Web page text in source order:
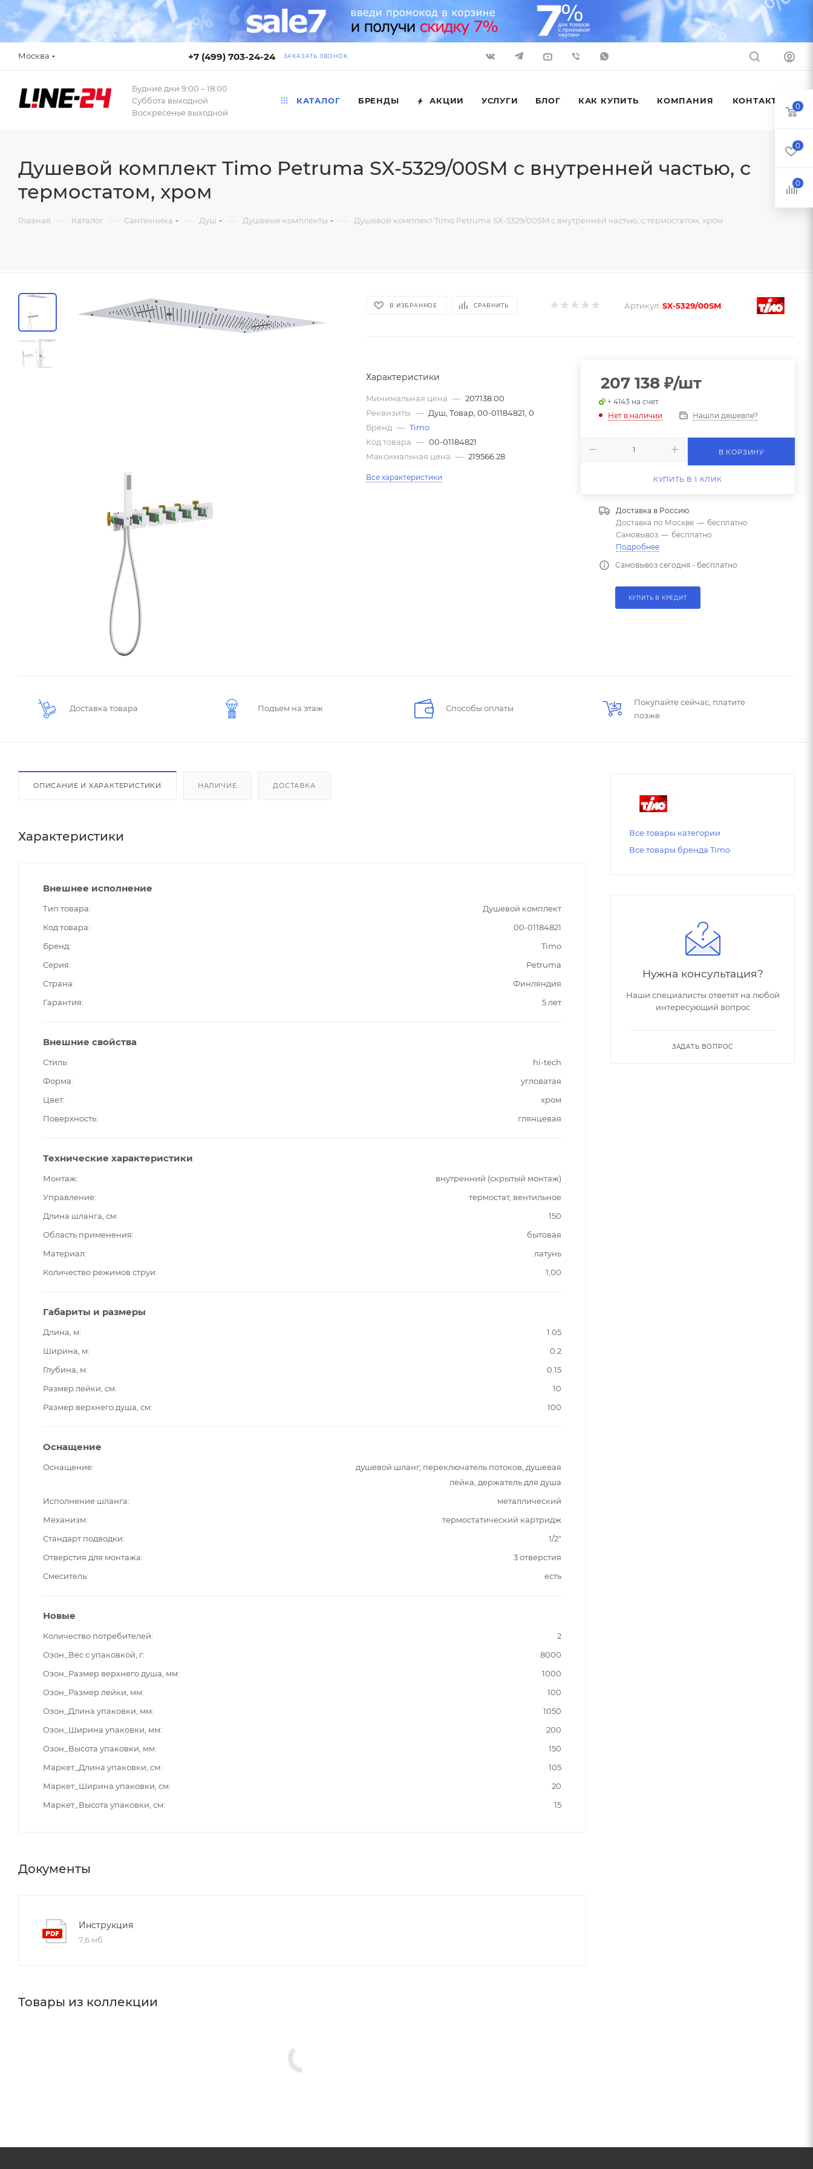
Москва +7 (499) 703-24-24 ЗАКАЗАТЬ ЗВОНОК
Будние дни 9:00 – 18:00
Суббота выходной
Воскресенье выходной
КАТАЛОГ БРЕНДЫ АКЦИИ УСЛУГИ БЛОГ КАК КУПИТЬ КОМПАНИЯ КОНТАКТЫ
Душевой комплект Timo Petruma SX-5329/00SM с внутренней частью, с
термостатом, хром
Главная — Каталог — Сантехника — Душ — Душевые комплекты — Душевой комплект Timo Petruma SX-5329/00SM с внутренней частью, с термостатом, хром
В ИЗБРАННОЕ СРАВНИТЬ Артикул: SX-5329/00SM
Характеристики
Минимальная цена — 207138.00
Реквизиты — Душ, Товар, 00-01184821, 0
Бренд — Timo
Код товара — 00-01184821
Максимальная цена — 219566.28
Все характеристики
207 138₽/шт
+ 4143 на счет
Нет в наличии
Нашли дешевле?
В КОРЗИНУ
КУПИТЬ В 1 КЛИК
Доставка в Россию
Доставка по Москве — бесплатно
Самовывоз — бесплатно
Подробнее
Самовывоз сегодня - бесплатно
КУПИТЬ В КРЕДИТ
Доставка товара Подъем на этаж Способы оплаты
Покупайте сейчас, платите
позже
ОПИСАНИЕ И ХАРАКТЕРИСТИКИ НАЛИЧИЕ ДОСТАВКА
Характеристики
Внешнее исполнение
Тип товара
Душевой комплект
Код товара
00-01184821
Бренд
Timo
Серия
Petruma
Страна
Финляндия
Гарантия
5 лет
Внешние свойства
Стиль
hi-tech
Форма
угловатая
Цвет
хром
Поверхность
глянцевая
Технические характеристики
Монтаж
внутренний (скрытый монтаж)
Управление
термостат, вентильное
Длина шланга, см
150
Область применения
бытовая
Материал
латунь
Количество режимов струи
1,00
Габариты и размеры
Длина, м
1.05
Ширина, м
0.2
Глубина, м
0.15
Размер лейки, см
10
Размер верхнего душа, см
100
Оснащение
Оснащение
душевой шланг, переключатель потоков, душевая
лейка, держатель для душа
Исполнение шланга
металлический
Механизм
термостатический картридж
Стандарт подводки
1/2"
Отверстия для монтажа
3 отверстия
Смеситель
есть
Новые
Количество потребителей
2
Озон_Вес с упаковкой, г
8000
Озон_Размер верхнего душа, мм
1000
Озон_Размер лейки, мм
100
Озон_Длина упаковки, мм
1050
Озон_Ширина упаковки, мм
200
Озон_Высота упаковки, мм
150
Маркет_Длина упаковки, см
105
Маркет_Ширина упаковки, см
20
Маркет_Высота упаковки, см
15
Документы
Инструкция
7,6 мб
Товары из коллекции
Все товары категории
Все товары бренда Timo
Нужна консультация?
Наши специалисты ответят на любой
интересующий вопрос
ЗАДАТЬ ВОПРОС
0
0
0